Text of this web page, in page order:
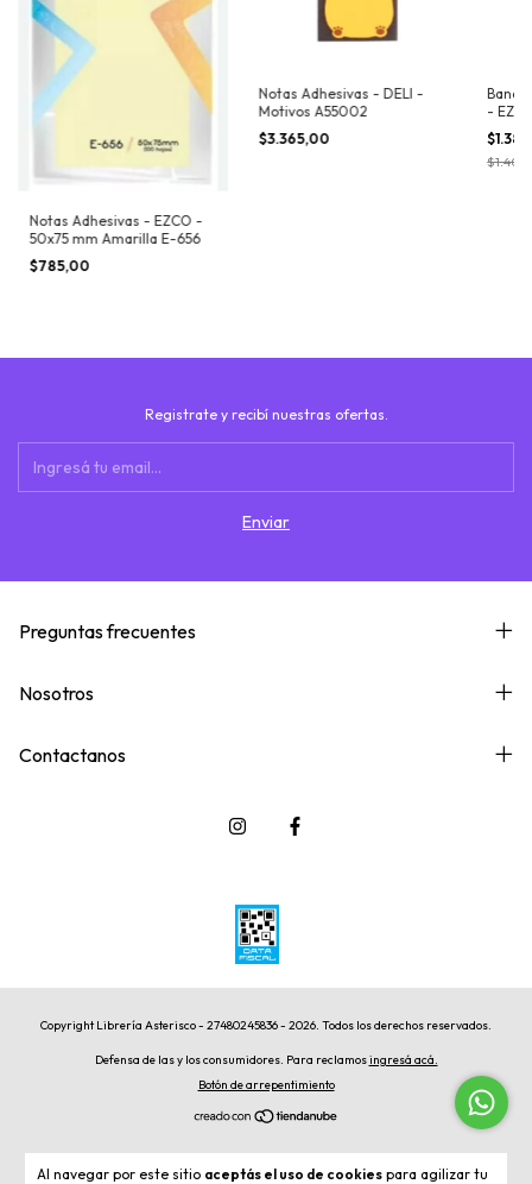
Al navegar por este sitio aceptás el uso de cookies para agilizar tu
Notas Adhesivas - EZCO -
50x75 mm Amarilla E-656
$785,00
Notas Adhesivas - DELI -
Motivos A55002
$3.365,00
-
Registrate y recibí nuestras ofertas.
Preguntas frecuentes
Nosotros
Contactanos
Copyright Librería Asterisco - 27480245836 - 2026. Todos los derechos reservados.
Defensa de las y los consumidores. Para reclamosingresá acá.
Botón de arrepentimiento